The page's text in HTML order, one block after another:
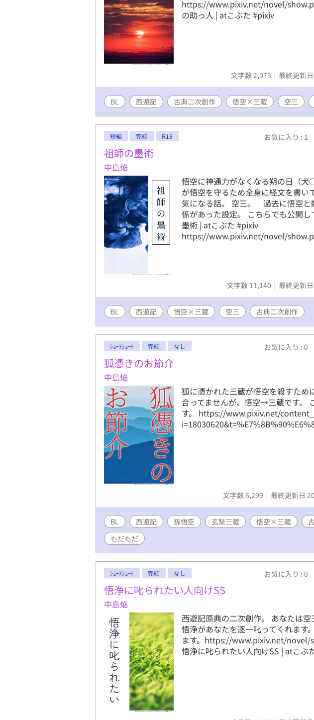
https://www.pixiv.net/novel/
の助っ人 | atこぶた #pixiv
文字数 2,073 最終更新
BL 西遊記 古典二次創作 悟空×三蔵 空三
短編 完結 R18 お気に入り : 1
祖師の墨術
中島焔
悟空に神通力がなくなる朔の日（
が悟空を守るため全身に経文を書い
気になる話。 空三。 過去に悟空と
係があった設定。 こちらでも公開し
墨術 | atこぶた #pixiv
https://www.pixiv.net/novel/
文字数 11,140 最終更新
BL 西遊記 悟空×三蔵 空三 古典二次創作
ｼｮｰﾄｼｮｰﾄ 完結 なし お気に入り : 0
狐憑きのお節介
中島焔
狐に憑かれた三蔵が悟空を殺すため
合ってませんが、悟空→三蔵です。
す。 https://www.pixiv.net/
文字数 6,299 最終更新日
BL 西遊記 孫悟空 玄奘三蔵 悟空×三蔵
もだもだ
ｼｮｰﾄｼｮｰﾄ 完結 なし お気に入り : 0
悟浄に叱られたい人向けSS
中島焔
西遊記原典の二次創作。 あなたは空
悟浄があなたを逐一叱ってくれます
ます。https://www.pixiv.net/novel/
悟浄に叱られたい人向けSS | atこぶ